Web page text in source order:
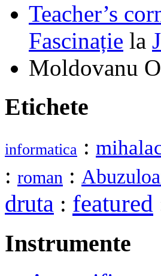
Teacher’s
Fascinație la
Moldovanu
Etichete
informatica :
: roman :
druta : featured
Instrumente